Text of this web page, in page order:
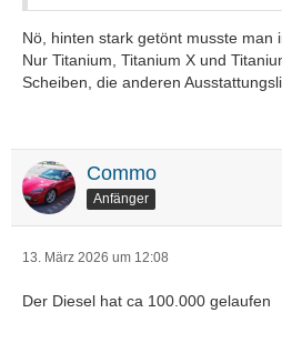
Nö, hinten stark getönt musste man
Nur Titanium, Titanium X und
Scheiben, die anderen
Commo
Anfänger
13. März 2026 um 12:08
Der Diesel hat ca 100.000 gelaufen